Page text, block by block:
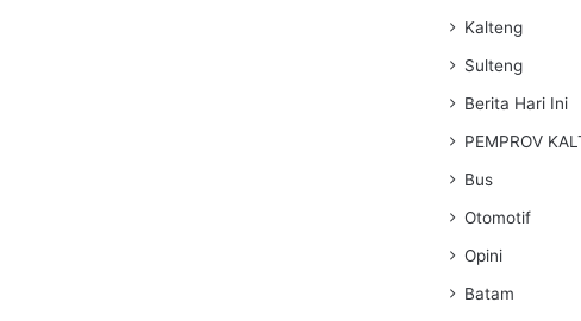
Kalteng
Sulteng
Berita Hari Ini
PEMPROV
Bus
Otomotif
Opini
Batam